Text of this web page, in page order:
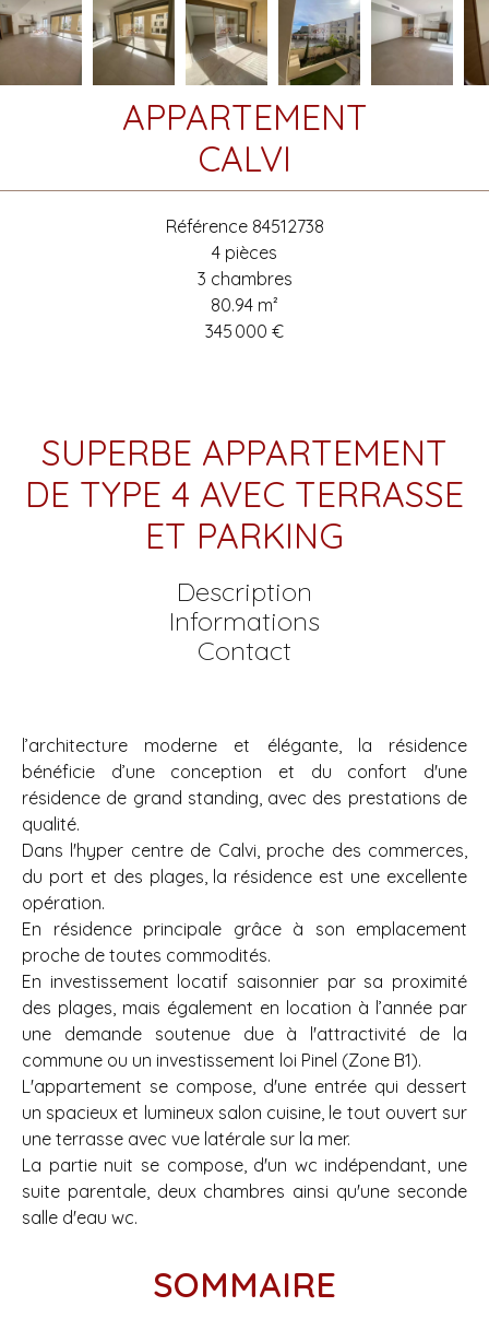
APPARTEMENT
CALVI
Référence84512738
4 pièces
3 chambres
80.94 m²
345 000 €
SUPERBE APPARTEMENT
DE TYPE 4 AVEC TERRASSE
ET PARKING
Description
Informations
Contact
l’architecture moderne et élégante, la résidence
bénéficie d’une conception et du confort d'une
résidence de grand standing, avec des prestations de
qualité.
Dans l'hyper centre de Calvi, proche des commerces,
du port et des plages, la résidence est une excellente
opération.
En résidence principale grâce à son emplacement
proche de toutes commodités.
En investissement locatif saisonnier par sa proximité
des plages, mais également en location à l’année par
une demande soutenue due à l'attractivité de la
commune ou un investissement loi Pinel (Zone B1).
L'appartement se compose, d'une entrée qui dessert
un spacieux et lumineux salon cuisine, le tout ouvert sur
une terrasse avec vue latérale sur la mer.
La partie nuit se compose, d'un wc indépendant, une
suite parentale, deux chambres ainsi qu'une seconde
salle d'eau wc.
SOMMAIRE